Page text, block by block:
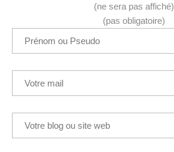
(ne sera pas affiché)
(pas obligatoire)